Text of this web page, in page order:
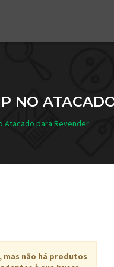
NO
Atacado para Revender
mas não há produtos